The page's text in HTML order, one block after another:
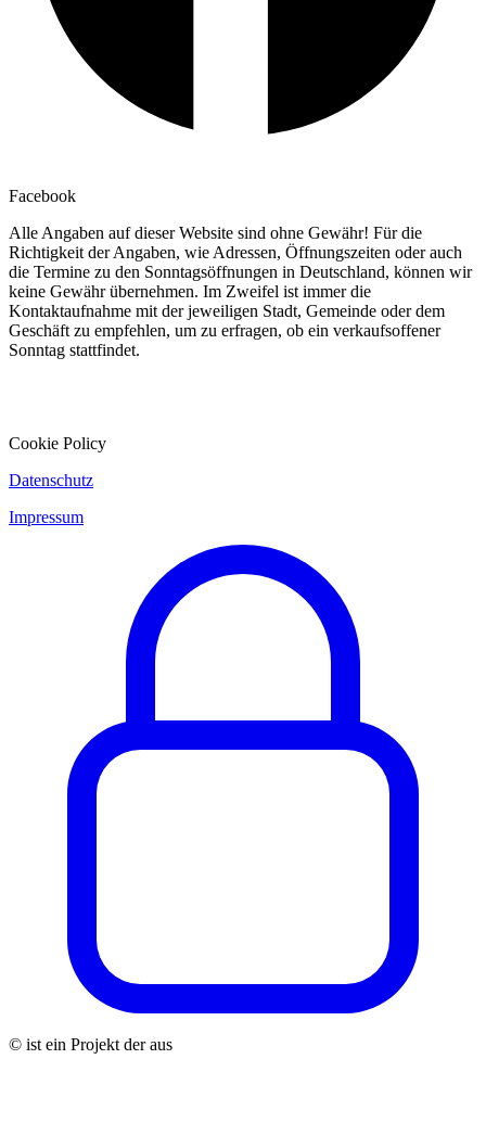
Facebook
Alle Angaben auf dieser Website sind ohne Gewähr! Für die
Richtigkeit der Angaben, wie Adressen, Öffnungszeiten oder auch
die Termine zu den Sonntagsöffnungen in Deutschland, können wir
keine Gewähr übernehmen. Im Zweifel ist immer die
Kontaktaufnahme mit der jeweiligen Stadt, Gemeinde oder dem
Geschäft zu empfehlen, um zu erfragen, ob ein verkaufsoffener
Sonntag stattfindet.
Cookie Policy
Datenschutz
Impressum
© ist ein Projekt der aus